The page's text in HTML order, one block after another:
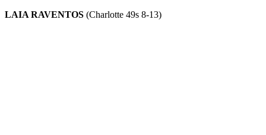
LAIA RAVENTOS (Charlotte 49s 8-13)